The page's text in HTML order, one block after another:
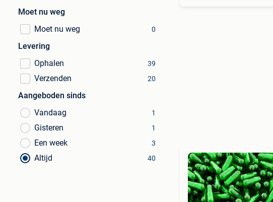
Moet nu weg
Moet nu weg
0
Levering
Ophalen
39
Verzenden 20
Aangeboden sinds
Vandaag
1
Gisteren 1
Een week 3
Altijd 40